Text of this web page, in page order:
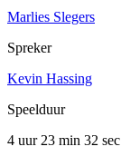
Marlies Slegers
Spreker
Kevin Hassing
Speelduur
4 uur 23 min 32 sec